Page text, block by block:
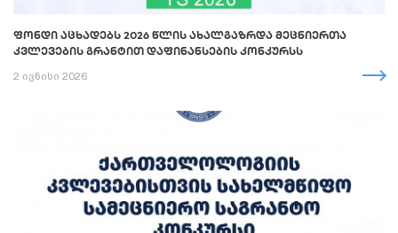
ᲤᲝᲜᲓᲘ ᲐᲪᲮᲐᲓᲔᲑᲡ 2026 ᲬᲚᲘᲡ ᲐᲮᲐᲚᲒᲐᲖᲠᲓᲐ ᲛᲔᲪᲜᲘᲔᲠᲗᲐ
ᲙᲕᲚᲔᲕᲔᲑᲘᲡ ᲒᲠᲐᲜᲢᲘᲗ ᲓᲐᲤᲘᲜᲐᲜᲡᲔᲑᲘᲡ ᲙᲝᲜᲙᲣᲠᲡᲡ
2 ივნისი 2026